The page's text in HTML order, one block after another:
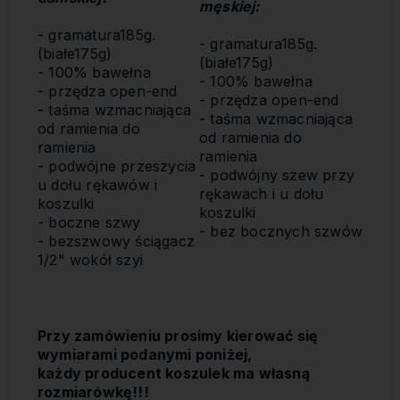
- gramatura185g.
(białe175g)
- 100% bawełna
- przędza open-end
- taśma wzmacniająca
od ramienia do
ramienia
- podwójne przeszycia
u dołu rękawów i
koszulki
- boczne szwy
- bezszwowy ściągacz
1/2" wokół szyi
męskiej:
- gramatura185g.
(białe175g)
- 100% bawełna
- przędza open-end
- taśma wzmacniająca
od ramienia do
ramienia
- podwójny szew przy
rękawach i u dołu
koszulki
- bez bocznych szwów
Przy zamówieniu prosimy kierować się
wymiarami podanymi poniżej,
każdy producent koszulek ma własną
rozmiarówkę!!!